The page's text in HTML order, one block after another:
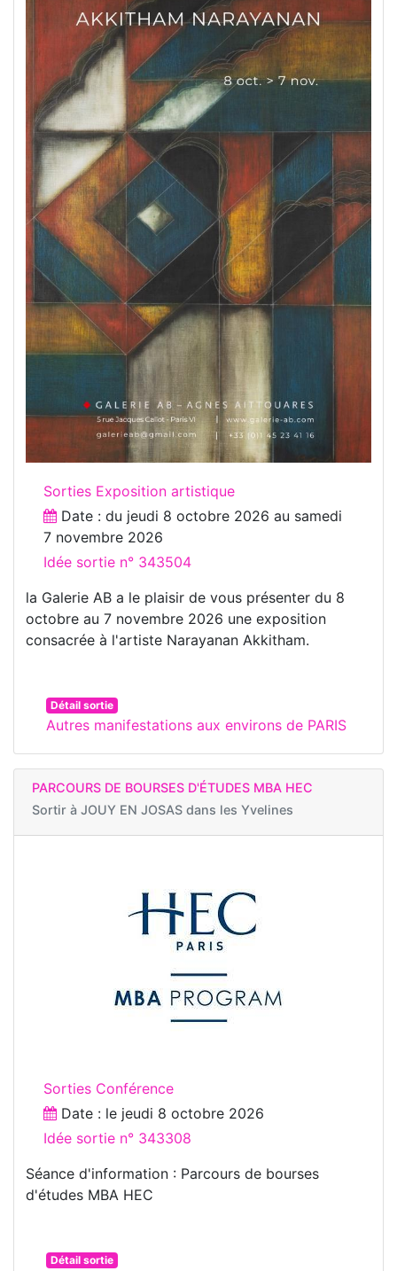
Sorties Exposition artistique
Date : du jeudi 8 octobre 2026 au samedi
7 novembre 2026
Idée sortie n° 343504
la Galerie AB a le plaisir de vous présenter du 8
octobre au 7 novembre 2026 une exposition
consacrée à l'artiste Narayanan Akkitham.
Détail sortie
Autres manifestations aux environs de PARIS
PARCOURS DE BOURSES D'ÉTUDES MBA HEC
Sortir à JOUY EN JOSAS dans les Yvelines
Sorties Conférence
Date : le jeudi 8 octobre 2026
Idée sortie n° 343308
Séance d'information : Parcours de bourses
d'études MBA HEC
Détail sortie